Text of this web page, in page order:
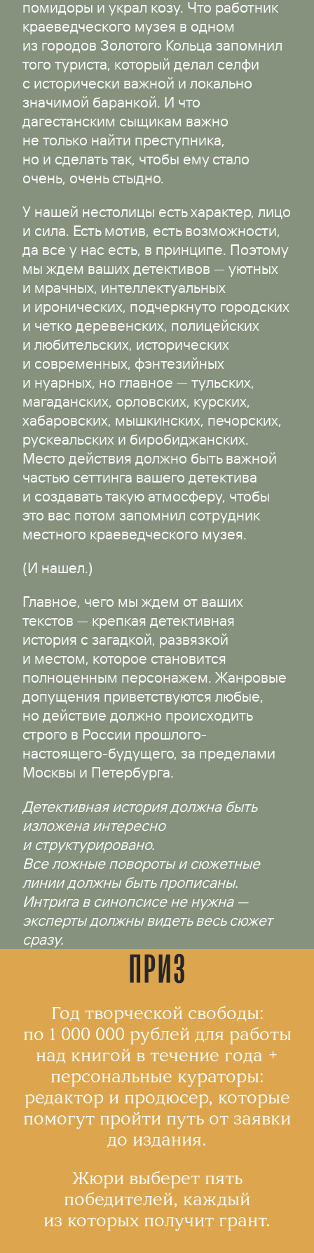
помидоры и украл козу. Что работник
краеведческого музея в одном
из городов Золотого Кольца запомнил
того туриста, который делал селфи
с исторически важной и локально
значимой баранкой. И что
дагестанским сыщикам важно
не только найти преступника,
но и сделать так, чтобы ему стало
очень, очень стыдно.
У нашей нестолицы есть характер, лицо
и сила. Есть мотив, есть возможности,
да все у нас есть, в принципе. Поэтому
мы ждем ваших детективов — уютных
и мрачных, интеллектуальных
и иронических, подчеркнуто городских
и четко деревенских, полицейских
и любительских, исторических
и современных, фэнтезийных
и нуарных, но главное — тульских,
магаданских, орловских, курских,
хабаровских, мышкинских, печорских,
рускеальских и биробиджанских.
Место действия должно быть важной
частью сеттинга вашего детектива
и создавать такую атмосферу, чтобы
это вас потом запомнил сотрудник
местного краеведческого музея.
(И нашел.)
Главное, чего мы ждем от ваших
текстов — крепкая детективная
история с загадкой, развязкой
и местом, которое становится
полноценным персонажем. Жанровые
допущения приветствуются любые,
но действие должно происходить
строго в России прошлого-
настоящего-будущего, за пределами
Москвы и Петербурга.
Детективная история должна быть
изложена интересно
и структурировано.
Все ложные повороты и сюжетные
линии должны быть прописаны.
Интрига в синопсисе не нужна —
эксперты должны видеть весь сюжет
сразу.
ПРИЗ
Год творческой свободы:
по 1 000 000 рублей для работы
над книгой в течение года +
персональные кураторы:
редактор и продюсер, которые
помогут пройти путь от заявки
до издания.
Жюри выберет пять
победителей, каждый
из которых получит грант.